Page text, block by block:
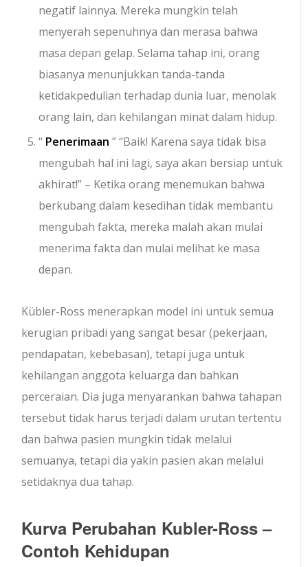
negatif lainnya. Mereka mungkin telah
menyerah sepenuhnya dan merasa bahwa
masa depan gelap. Selama tahap ini, orang
biasanya menunjukkan tanda-tanda
ketidakpedulian terhadap dunia luar, menolak
orang lain, dan kehilangan minat dalam hidup.
“ Penerimaan ” “Baik! Karena saya tidak bisa
mengubah hal ini lagi, saya akan bersiap untuk
akhirat!” – Ketika orang menemukan bahwa
berkubang dalam kesedihan tidak membantu
mengubah fakta, mereka malah akan mulai
menerima fakta dan mulai melihat ke masa
depan.
Kübler-Ross menerapkan model ini untuk semua
kerugian pribadi yang sangat besar (pekerjaan,
pendapatan, kebebasan), tetapi juga untuk
kehilangan anggota keluarga dan bahkan
perceraian. Dia juga menyarankan bahwa tahapan
tersebut tidak harus terjadi dalam urutan tertentu
dan bahwa pasien mungkin tidak melalui
semuanya, tetapi dia yakin pasien akan melalui
setidaknya dua tahap.
Kurva Perubahan Kubler-Ross –
Contoh Kehidupan